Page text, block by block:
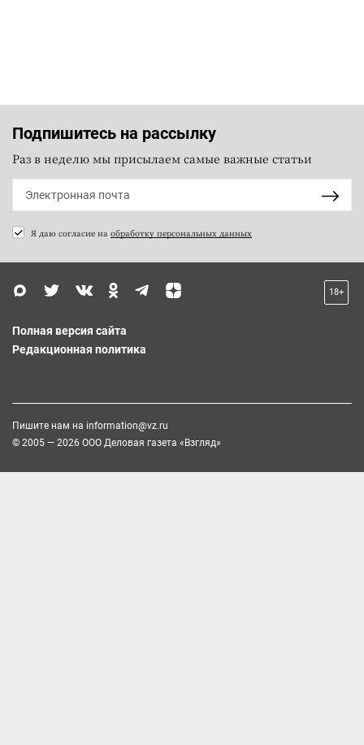
Подпишитесь на рассылку
Раз в неделю мы присылаем самые важные статьи
Я даю согласие на обработку персональных данных
18+
Полная версия сайта
Редакционная политика
Пишите нам на information@vz.ru
© 2005 — 2026 ООО Деловая газета «Взгляд»